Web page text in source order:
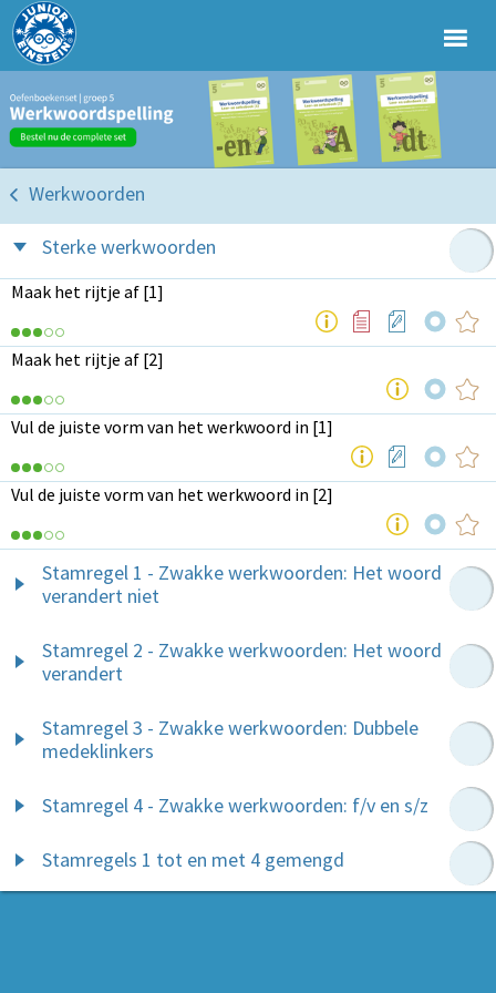
Werkwoorden
Sterke werkwoorden
Maak het rijtje af [1]
Maak het rijtje af [2]
Vul de juiste vorm van het werkwoord in [1]
Vul de juiste vorm van het werkwoord in [2]
Stamregel 1 - Zwakke werkwoorden: Het woord
verandert niet
Stamregel 2 - Zwakke werkwoorden: Het woord
verandert
Stamregel 3 - Zwakke werkwoorden: Dubbele
medeklinkers
Stamregel 4 - Zwakke werkwoorden: f/v en s/z
Stamregels 1 tot en met 4 gemengd